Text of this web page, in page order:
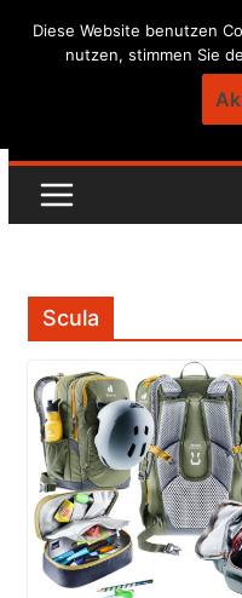
Skip
Scula
Diese Website benutzen
nutzen, stimmen Sie